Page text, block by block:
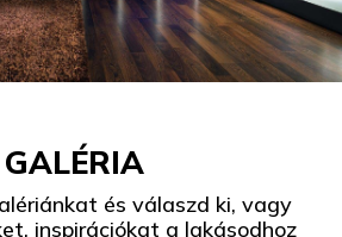
GALÉRIA
és válaszd ki, vagy
inspirációkat a lakásodhoz